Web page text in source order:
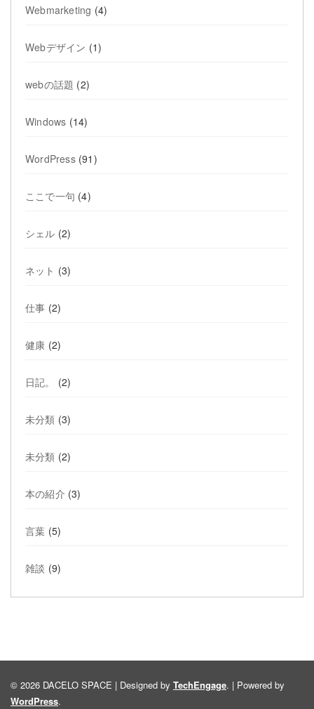
Webmarketing (4)
Webデザイン (1)
webの話題 (2)
Windows (14)
WordPress(91)
ここで一句 (4)
シェル (2)
ネット (3)
仕事 (2)
健康 (2)
日記。 (2)
未分類 (3)
未分類 (2)
本の紹介 (3)
言葉 (5)
雑談 (9)
© 2026 DACELO SPACE | Designed by TechEngage. | Powered by
WordPress.